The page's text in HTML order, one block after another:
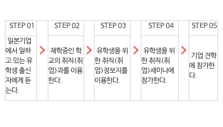
STEP 01 STEP 02 STEP 03 STEP 04
STEP 05
일본기업
에서 일하
고 있는 유
학생 출신
자에게 듣
는다.
재학중인 학
교의 취직(취
업)과를 이용
한다.
유학생을 위
한 취직(취
업)정보지를
이용한다.
유학생을 위
한 취직(취
업)세미나에
참가한다.
기업 견학
에 참가한
다.